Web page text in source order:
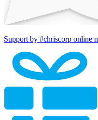
Support by #chriscorp online